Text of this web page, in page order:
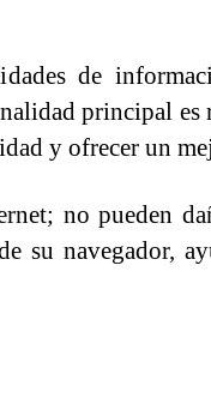
de
principal es
y ofrecer un
no pueden
su navegador,